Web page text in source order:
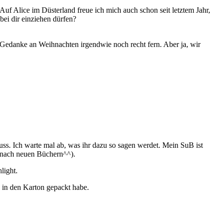
Alice im Düsterland freue ich mich auch schon seit letztem Jahr,
dir einziehen dürfen?
an Weihnachten irgendwie noch recht fern. Aber ja, wir
Ich warte mal ab, was ihr dazu so sagen werdet. Mein SuB ist
neuen Büchern^^).
den Karton gepackt habe.